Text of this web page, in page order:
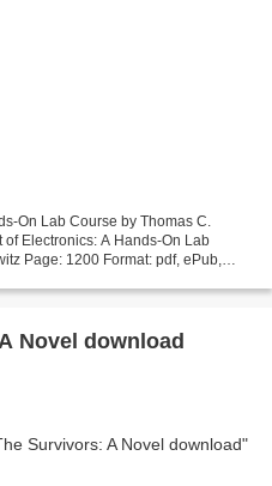
On Lab Course by Thomas C.
Electronics: A Hands-On Lab
Page: 1200 Format: pdf, ePub,
Novel download